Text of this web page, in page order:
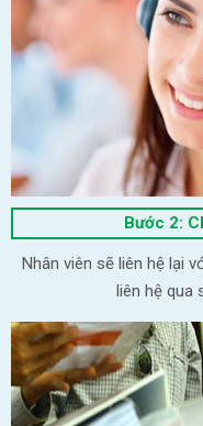
Bước 2:
Nhân viên sẽ liên hệ lại
liên hệ qua